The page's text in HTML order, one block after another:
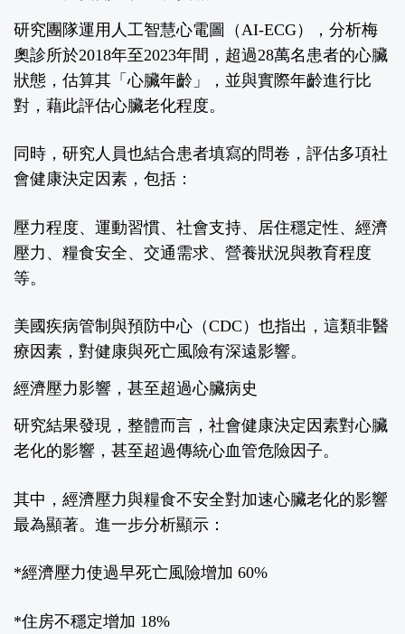
研究團隊運用人工智慧心電圖（ AI-ECG），分析梅
奧診所於2018年至2023年間，超過28萬名患者的心臟
狀態，估算其「心臟年齡」，並與實際年齡進行比
對，藉此評估心臟老化程度。
同時，研究人員也結合患者填寫的問卷，評估多項社
會健康決定因素，包括：
壓力程度、運動習慣、社會支持、居住穩定性、經濟
壓力、糧食安全、交通需求、營養狀況與教育程度
等。
美國疾病管制與預防中心（CDC ）也指出，這類非醫
療因素，對健康與死亡風險有深遠影響。
經濟壓力影響，甚至超過心臟病史
研究結果發現，整體而言，社會健康決定因素對心臟
老化的影響，甚至超過傳統心血管危險因子。
其中，經濟壓力與糧食不安全對加速心臟老化的影響
最為顯著。進一步分析顯示：
*經濟壓力使過早死亡風險增加 60%
*住房不穩定增加 18%